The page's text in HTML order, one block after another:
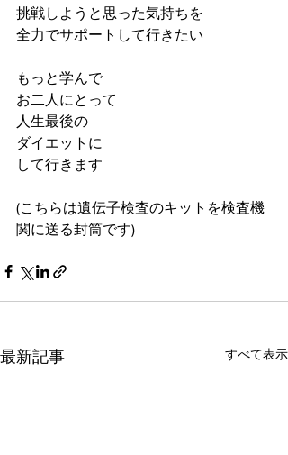
挑戦しようと思った気持ちを
全力でサポートして行きたい
もっと学んで
お二人にとって
人生最後の
ダイエットに
して行きます
(こちらは遺伝子検査のキットを検査機
関に送る封筒です)
最新記事 すべて表示